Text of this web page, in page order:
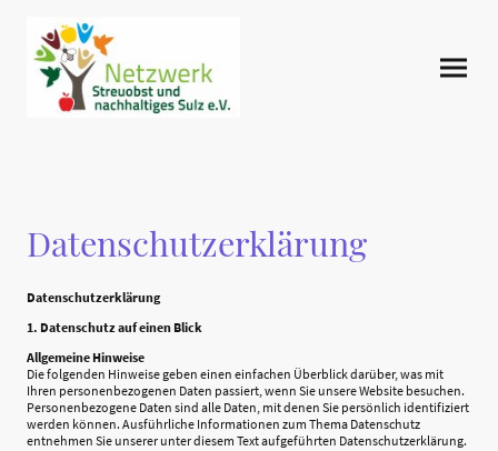
Datenschutzerklärung
Datenschutzerklärung
1. Datenschutz auf einen Blick
Allgemeine Hinweise
Die folgenden Hinweise geben einen einfachen Überblick darüber, was mit
Ihren personenbezogenen Daten passiert, wenn Sie unsere Website besuchen.
Personenbezogene Daten sind alle Daten, mit denen Sie persönlich identifiziert
werden können. Ausführliche Informationen zum Thema Datenschutz
entnehmen Sie unserer unter diesem Text aufgeführten Datenschutzerklärung.